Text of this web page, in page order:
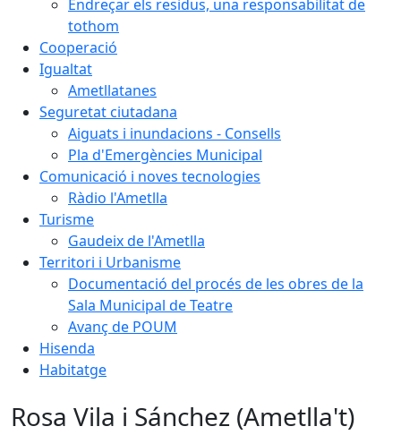
Endreçar els residus, una responsabilitat de
tothom
Cooperació
Igualtat
Ametllatanes
Seguretat ciutadana
Aiguats i inundacions - Consells
Pla d'Emergències Municipal
Comunicació i noves tecnologies
Ràdio l'Ametlla
Turisme
Gaudeix de l'Ametlla
Territori i Urbanisme
Documentació del procés de les obres de la
Sala Municipal de Teatre
Avanç de POUM
Hisenda
Habitatge
Rosa Vila i Sánchez (Ametlla't)